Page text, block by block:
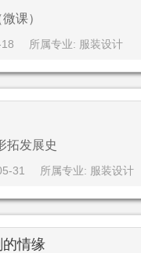
课）
所属专业: 服装设计
拓发展史
31 所属专业: 服装设计
情缘